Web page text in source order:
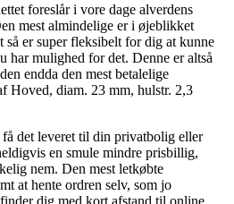
foreslår i vore dage alverdens
mest almindelige er i øjeblikket
så er super fleksibelt for dig at kunne
har mulighed for det. Denne er altså
endda den mest betalelige
Hoved, diam. 23 mm, hulstr. 2,3
det leveret til din privatbolig eller
en smule mindre prisbillig,
nem. Den mest letkøbte
at hente ordren selv, som jo
dig med kort afstand til online